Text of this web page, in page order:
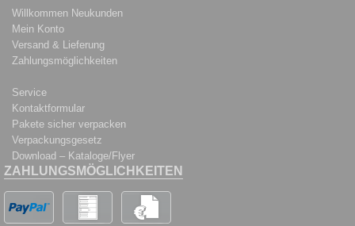
Willkommen Neukunden
Mein Konto
Versand & Lieferung
Zahlungsmöglichkeiten
Service
Kontaktformular
Pakete sicher verpacken
Verpackungsgesetz
Download – Kataloge/Flyer
ZAHLUNGSMÖGLICHKEITEN